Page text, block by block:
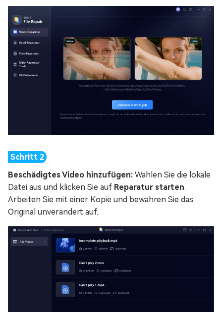
Beschädigtes Video hinzufügen: Wählen Sie die lokale
Datei aus und klicken Sie auf Reparatur starten.
Arbeiten Sie mit einer Kopie und bewahren Sie das
Original unverändert auf.